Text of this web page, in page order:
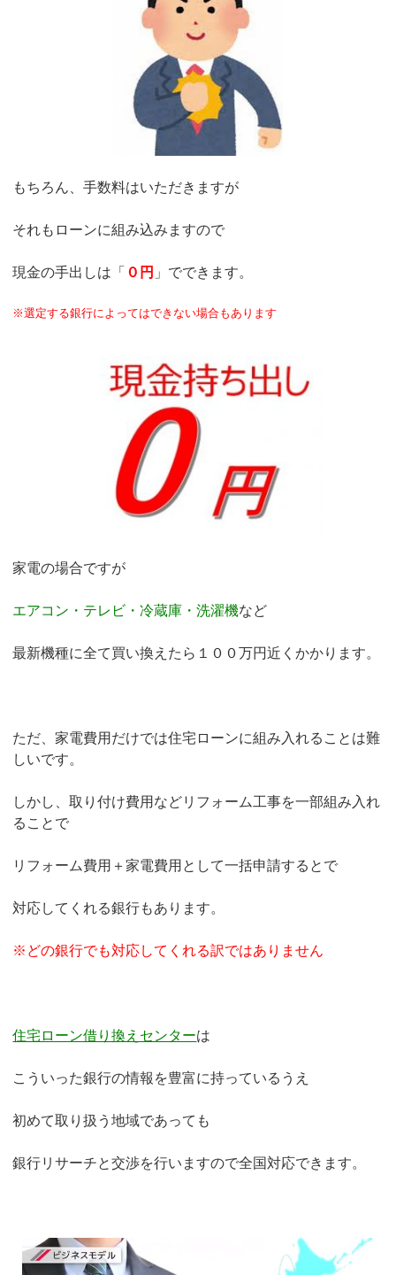
もちろん、手数料はいただきますが
それもローンに組み込みますので
現金の手出しは「 ０円 」でできます。
※選定する銀行によってはできない場合もあります
家電の場合ですが
エアコン・テレビ・冷蔵庫・洗濯機など
最新機種に全て買い換えたら１００万円近くかかります。
ただ、家電費用だけでは住宅ローンに組み入れることは難
しいです。
しかし、取り付け費用などリフォーム工事を一部組み入れ
ることで
リフォーム費用＋家電費用として一括申請するとで
対応してくれる銀行もあります。
※どの銀行でも対応してくれる訳ではありません
住宅ローン借り換えセンターは
こういった銀行の情報を豊富に持っているうえ
初めて取り扱う地域であっても
銀行リサーチと交渉を行いますので全国対応できます。